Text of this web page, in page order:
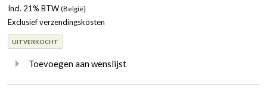
Incl. 21% BTW (België}
Exclusief verzendingskosten
UITVERKOCHT
Toevoegen aan wenslijst